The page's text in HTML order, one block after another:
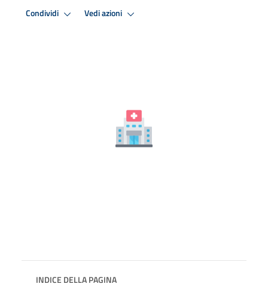
Condividi Vedi azioni
INDICE DELLA PAGINA